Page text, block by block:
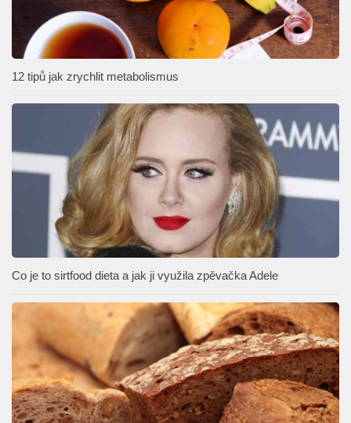
12 tipů jak zrychlit metabolismus
Co je to sirtfood dieta a jak ji využila zpěvačka Adele